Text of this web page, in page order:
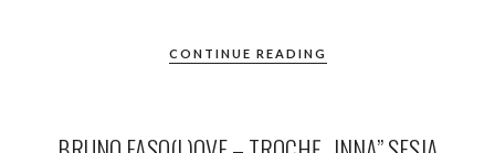
CONTINUE READING